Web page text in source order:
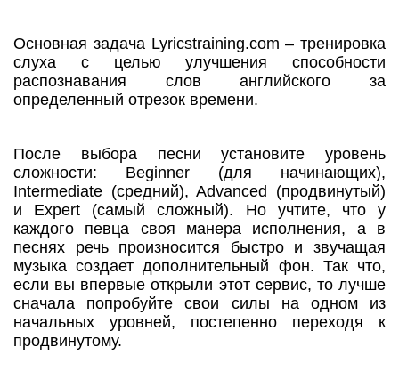
Основная задача Lyricstraining.com – тренировка
слуха с целью улучшения способности
распознавания слов английского за
определенный отрезок времени.
После выбора песни установите уровень
сложности: Beginner (для начинающих),
Intermediate (средний), Advanced (продвинутый)
и Expert (самый сложный). Но учтите, что у
каждого певца своя манера исполнения, а в
песнях речь произносится быстро и звучащая
музыка создает дополнительный фон. Так что,
если вы впервые открыли этот сервис, то лучше
сначала попробуйте свои силы на одном из
начальных уровней, постепенно переходя к
продвинутому.